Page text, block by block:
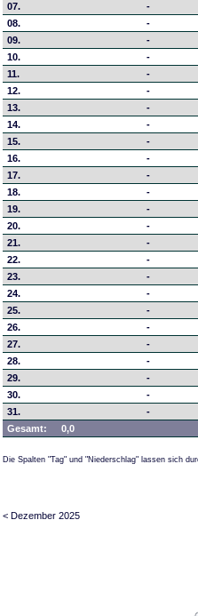
07.
-
08.
-
09.
-
10.
-
11.
-
12.
-
13.
-
14.
-
15.
-
16.
-
17.
-
18.
-
19.
-
20.
-
21.
-
22.
-
23.
-
24.
-
25.
-
26.
-
27.
-
28.
-
29.
-
30.
-
31.
-
Gesamt:
0,0
Die Spalten "Tag" und "Niederschlag" lassen sich
< Dezember 2025